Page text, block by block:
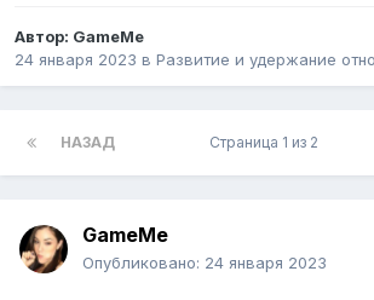
Автор: GameMe
24 января 2023 в Pазвитие и удержание
НАЗАД Страница 1 из 2
GameMe
Опубликовано: 24 января 2023